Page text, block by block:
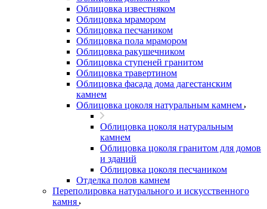
Облицовка известняком
Облицовка мрамором
Облицовка песчаником
Облицовка пола мрамором
Облицовка ракушечником
Облицовка ступеней гранитом
Облицовка травертином
Облицовка фасада дома дагестанским
камнем
Облицовка цоколя натуральным камнем
Облицовка цоколя натуральным
камнем
Облицовка цоколя гранитом для домов
и зданий
Облицовка цоколя песчаником
Отделка полов камнем
Переполировка натурального и искусственного
камня